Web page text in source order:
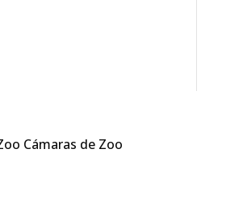
Cámaras de Zoo